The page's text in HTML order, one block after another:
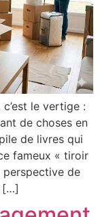
le vertige :
de choses en
de livres qui
fameux « tiroir
perspective de
[…]